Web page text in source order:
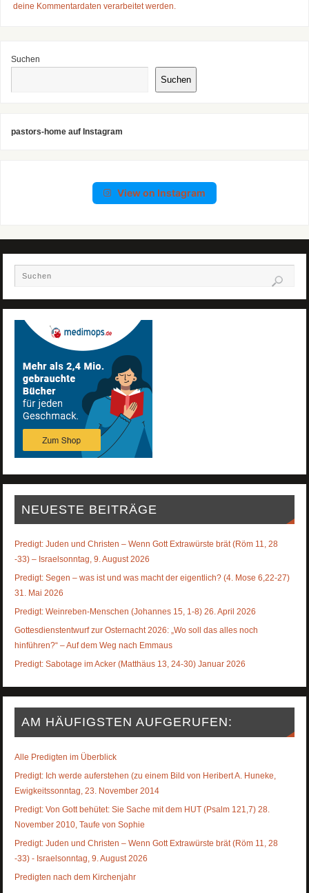
deine Kommentardaten verarbeitet werden.
Suchen
Suchen
pastors-home auf Instagram
View on Instagram
NEUESTE BEITRÄGE
Predigt: Juden und Christen – Wenn Gott Extrawürste brät (Röm 11, 28
-33) – Israelsonntag, 9. August 2026
Predigt: Segen – was ist und was macht der eigentlich? (4. Mose 6,22-27)
31. Mai 2026
Predigt: Weinreben-Menschen (Johannes 15, 1-8) 26. April 2026
Gottesdienstentwurf zur Osternacht 2026: „Wo soll das alles noch
hinführen?“ – Auf dem Weg nach Emmaus
Predigt: Sabotage im Acker (Matthäus 13, 24-30) Januar 2026
AM HÄUFIGSTEN AUFGERUFEN:
Alle Predigten im Überblick
Predigt: Ich werde auferstehen (zu einem Bild von Heribert A. Huneke,
Ewigkeitssonntag, 23. November 2014
Predigt: Von Gott behütet: Sie Sache mit dem HUT (Psalm 121,7) 28.
November 2010, Taufe von Sophie
Predigt: Juden und Christen – Wenn Gott Extrawürste brät (Röm 11, 28
-33) - Israelsonntag, 9. August 2026
Predigten nach dem Kirchenjahr